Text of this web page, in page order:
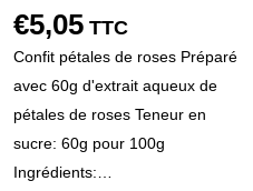
produit
plusieurs
variations.
Les
options
€5,05 TTC
Confit pétales de roses Préparé
avec 60g d'extrait aqueux de
pétales de roses Teneur en
sucre: 60g pour 100g
Ingrédients:…